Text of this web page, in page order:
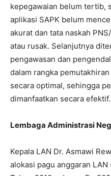
kepegawaian belum tertib,
aplikasi SAPK belum
akurat dan tata naskah
atau rusak. Selanjutnya
pengawasan dan
dalam rangka
secara optimal, sehingga
dimanfaatkan secara efektif.
Lembaga Administrasi
Kepala LAN Dr. Asmawi
alokasi pagu anggaran LAN